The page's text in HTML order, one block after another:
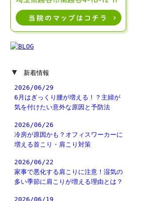
▼ 新着情報
2026/06/29
6月はぎっくり腰が増える！？主婦が
気を付けたい意外な原因と予防法
2026/06/26
冷房が原因かも？オフィスワーカーに
増える首こり・肩こり対策
2026/06/22
家事で悪化する肩こりに注意！湿気の
多い季節に肩こりが増える理由とは？
2026/06/19